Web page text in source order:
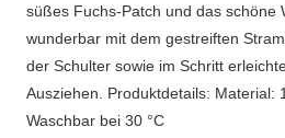
süßes Fuchs-Patch und das schöne
wunderbar mit dem gestreiften
der Schulter sowie im Schritt
Ausziehen. Produktdetails: Material:
Waschbar bei 30 °C